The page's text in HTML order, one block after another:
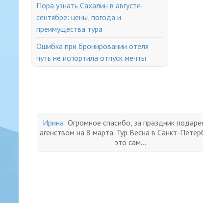
Пора узнать Сахалин в августе-
сентябре: цены, погода и
преимущества тура
Ошибка при бронировании отеля
чуть не испортила отпуск мечты
Ирина: Огромное спасибо, за праздник
агенством на 8 марта. Тур Весна в Санкт-
это сам...